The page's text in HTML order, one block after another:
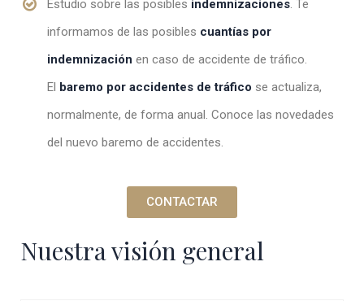
Estudio sobre las posibles indemnizaciones. Te
informamos de las posibles cuantías por
indemnización en caso de accidente de tráfico.
El baremo por accidentes de tráfico se actualiza,
normalmente, de forma anual. Conoce las novedades
del nuevo baremo de accidentes.
CONTACTAR
Nuestra visión general